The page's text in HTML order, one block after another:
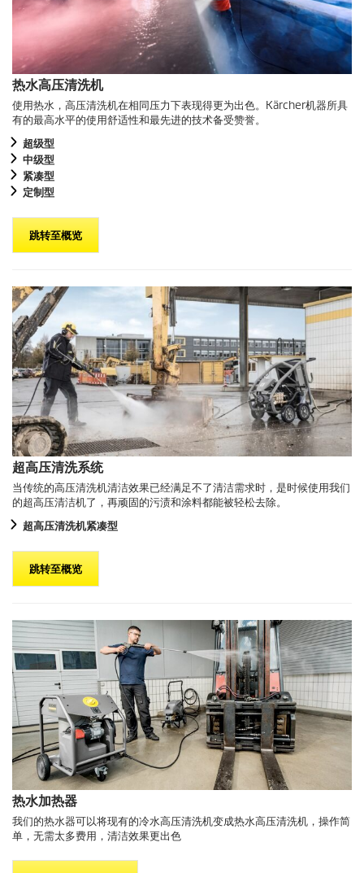
热水高压清洗机
使用热水，高压清洗机在相同压力下表现得更为出色。Kärcher机器所具
有的最高水平的使用舒适性和最先进的技术备受赞誉。
超级型
中级型
紧凑型
定制型
跳转至概览
超高压清洗系统
当传统的高压清洗机清洁效果已经满足不了清洁需求时，是时候使用我们
的超高压清洁机了，再顽固的污渍和涂料都能被轻松去除。
超高压清洗机紧凑型
跳转至概览
热水加热器
我们的热水器可以将现有的冷水高压清洗机变成热水高压清洗机，操作简
单，无需太多费用，清洁效果更出色